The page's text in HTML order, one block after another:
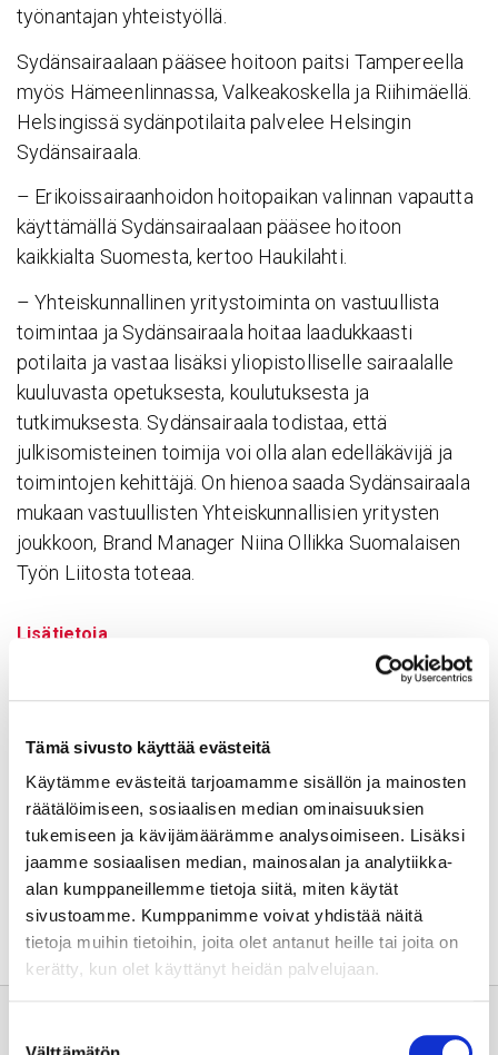
Tämä sivusto käyttää evästeitä
Käytämme evästeitä tarjoamamme sisällön ja mainosten
räätälöimiseen, sosiaalisen median ominaisuuksien
tukemiseen ja kävijämäärämme analysoimiseen. Lisäksi
jaamme sosiaalisen median, mainosalan ja analytiikka-
alan kumppaneillemme tietoja siitä, miten käytät
sivustoamme. Kumppanimme voivat yhdistää näitä
tietoja muihin tietoihin, joita olet antanut heille tai joita on
kerätty, kun olet käyttänyt heidän palvelujaan.
työnantajan yhteistyöllä.
Sydänsairaalaan pääsee hoitoon paitsi Tampereella
myös Hämeenlinnassa, Valkeakoskella ja Riihimäellä.
Helsingissä sydänpotilaita palvelee Helsingin
Sydänsairaala.
– Erikoissairaanhoidon hoitopaikan valinnan vapautta
käyttämällä Sydänsairaalaan pääsee hoitoon
kaikkialta Suomesta, kertoo Haukilahti.
– Yhteiskunnallinen yritystoiminta on vastuullista
toimintaa ja Sydänsairaala hoitaa laadukkaasti
potilaita ja vastaa lisäksi yliopistolliselle sairaalalle
kuuluvasta opetuksesta, koulutuksesta ja
tutkimuksesta. Sydänsairaala todistaa, että
julkisomisteinen toimija voi olla alan edelläkävijä ja
toimintojen kehittäjä. On hienoa saada Sydänsairaala
mukaan vastuullisten Yhteiskunnallisien yritysten
joukkoon, Brand Manager Niina Ollikka Suomalaisen
Työn Liitosta toteaa.
Lisätietoja
Aki Haukilahti, varatoimitusjohtaja, Sydänsairaala, p.
050 526 5466, aki.haukilahti@sydansairaala.fi
Niina Ollikka, brand manager, Suomalaisen Työn Liitto,
p. 040 674 8773, niina.ollikka@suomalainentyo.fi
Jaa sivu: